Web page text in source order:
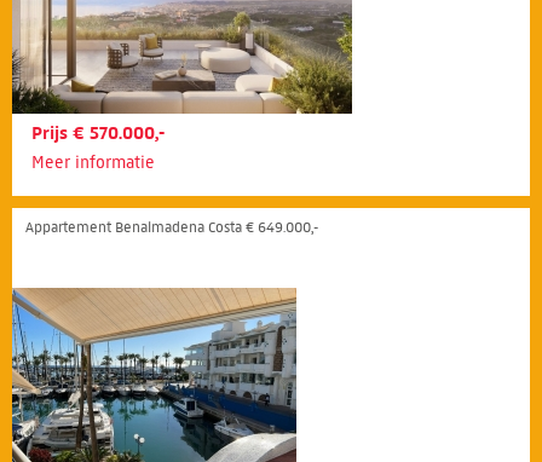
Prijs € 570.000,-
Meer informatie
Appartement Benalmadena Costa € 649.000,-